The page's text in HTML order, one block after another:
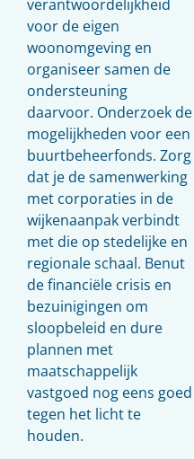
verantwoordelijkheid
voor de eigen
woonomgeving en
organiseer samen de
ondersteuning
daarvoor. Onderzoek de
mogelijkheden voor een
buurtbeheerfonds. Zorg
dat je de samenwerking
met corporaties in de
wijkenaanpak verbindt
met die op stedelijke en
regionale schaal. Benut
de financiële crisis en
bezuinigingen om
sloopbeleid en dure
plannen met
maatschappelijk
vastgoed nog eens goed
tegen het licht te
houden.